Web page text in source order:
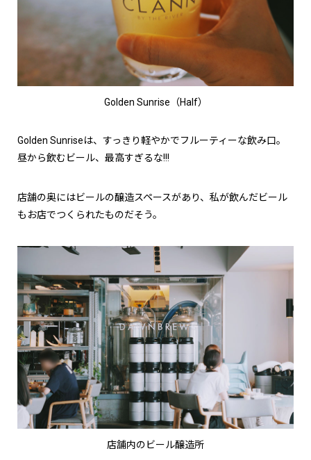
Golden Sunrise（Half）
Golden Sunriseは、すっきり軽やかでフルーティーな飲み口。
昼から飲むビール、最高すぎるな!!!
店舗の奥にはビールの醸造スペースがあり、私が飲んだビール
もお店でつくられたものだそう。
店舗内のビール醸造所